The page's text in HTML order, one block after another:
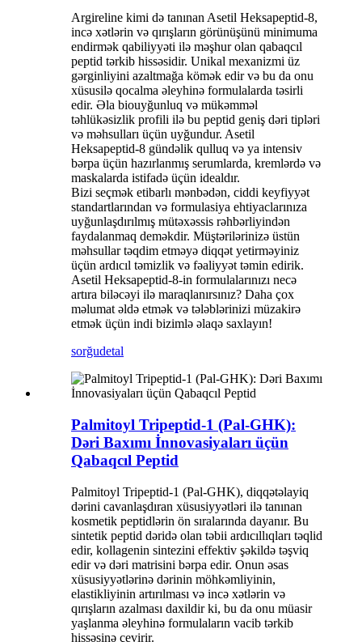
Argireline kimi də tanınan Asetil Heksapeptid-8,
incə xətlərin və qırışların görünüşünü minimuma
endirmək qabiliyyəti ilə məşhur olan qabaqcıl
peptid tərkib hissəsidir. Unikal mexanizmi üz
gərginliyini azaltmağa kömək edir və bu da onu
xüsusilə qocalma əleyhinə formulalarda təsirli
edir. Əla biouyğunluq və mükəmməl
təhlükəsizlik profili ilə bu peptid geniş dəri tipləri
və məhsulları üçün uyğundur. Asetil
Heksapeptid-8 gündəlik qulluq və ya intensiv
bərpa üçün hazırlanmış serumlarda, kremlərdə və
maskalarda istifadə üçün idealdır.
Bizi seçmək etibarlı mənbədən, ciddi keyfiyyət
standartlarından və formulasiya ehtiyaclarınıza
uyğunlaşdırılmış mütəxəssis rəhbərliyindən
faydalanmaq deməkdir. Müştərilərinizə üstün
məhsullar təqdim etməyə diqqət yetirməyiniz
üçün ardıcıl təmizlik və fəaliyyət təmin edirik.
Asetil Heksapeptid-8-in formulalarınızı necə
artıra biləcəyi ilə maraqlanırsınız? Daha çox
məlumat əldə etmək və tələblərinizi müzakirə
etmək üçün indi bizimlə əlaqə saxlayın!
sorğudetal
Palmitoyl Tripeptid-1 (Pal-GHK):
Dəri Baxımı İnnovasiyaları üçün
Qabaqcıl Peptid
Palmitoyl Tripeptid-1 (Pal-GHK), diqqətəlayiq
dərini cavanlaşdıran xüsusiyyətləri ilə tanınan
kosmetik peptidlərin ön sıralarında dayanır. Bu
sintetik peptid dəridə olan təbii ardıcıllıqları təqlid
edir, kollagenin sintezini effektiv şəkildə təşviq
edir və dəri matrisini bərpa edir. Onun əsas
xüsusiyyətlərinə dərinin möhkəmliyinin,
elastikliyinin artırılması və incə xətlərin və
qırışların azalması daxildir ki, bu da onu müasir
yaşlanma əleyhinə formulaların vacib tərkib
hissəsinə çevirir.